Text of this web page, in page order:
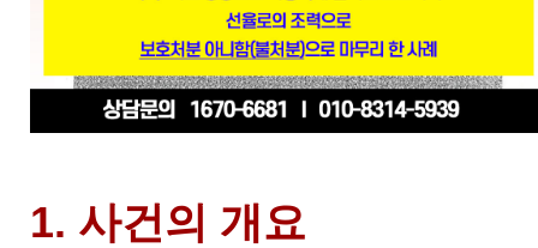
1. 사건의 개요